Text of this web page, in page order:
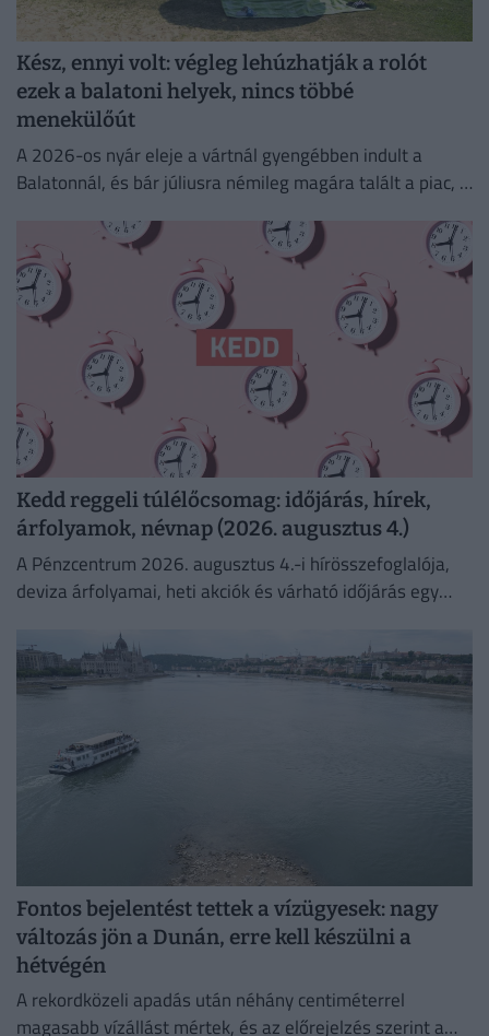
Kész, ennyi volt: végleg lehúzhatják a rolót
ezek a balatoni helyek, nincs többé
menekülőút
A 2026-os nyár eleje a vártnál gyengébben indult a
Balatonnál, és bár júliusra némileg magára talált a piac, a
Kedd reggeli túlélőcsomag: időjárás, hírek,
árfolyamok, névnap (2026. augusztus 4.)
A Pénzcentrum 2026. augusztus 4.-i hírösszefoglalója,
deviza árfolyamai, heti akciók és várható időjárás egy
Fontos bejelentést tettek a vízügyesek: nagy
változás jön a Dunán, erre kell készülni a
hétvégén
A rekordközeli apadás után néhány centiméterrel
magasabb vízállást mértek, és az előrejelzés szerint a